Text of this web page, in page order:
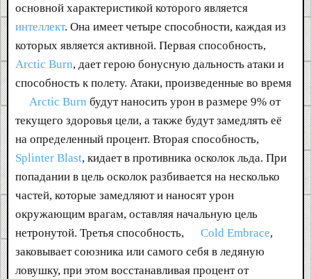
основной характеристикой которого является
интеллект. Она имеет четыре способности, каждая из
которых является активной. Первая способность,
Arctic Burn, дает герою бонусную дальность атаки и
способность к полету. Атаки, произведенные во время
Arctic Burn будут наносить урон в размере 9% от
текущего здоровья цели, а также будут замедлять её
на определенный процент. Вторая способность,
Splinter Blast, кидает в противника осколок льда. При
попадании в цель осколок разбивается на несколько
частей, которые замедляют и наносят урон
окружающим врагам, оставляя начальную цель
нетронутой. Третья способность,
Cold Embrace,
заковывает союзника или самого себя в ледяную
ловушку, при этом восстанавливая процент от